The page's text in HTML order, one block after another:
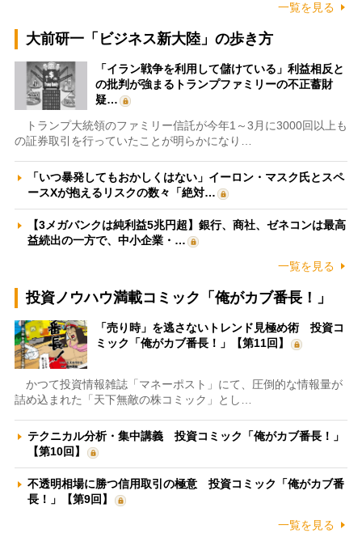
一覧を見る
大前研一「ビジネス新大陸」の歩き方
「イラン戦争を利用して儲けている」利益相反と
の批判が強まるトランプファミリーの不正蓄財
疑…
トランプ大統領のファミリー信託が今年1～3月に3000回以上も
の証券取引を行っていたことが明らかになり…
「いつ暴発してもおかしくはない」イーロン・マスク氏とスペ
ースXが抱えるリスクの数々「絶対…
【3メガバンクは純利益5兆円超】銀行、商社、ゼネコンは最高
益続出の一方で、中小企業・…
一覧を見る
投資ノウハウ満載コミック「俺がカブ番長！」
「売り時」を逃さないトレンド見極め術 投資コ
ミック「俺がカブ番長！」【第11回】
かつて投資情報雑誌「マネーポスト」にて、圧倒的な情報量が
詰め込まれた「天下無敵の株コミック」とし…
テクニカル分析・集中講義 投資コミック「俺がカブ番長！」
【第10回】
不透明相場に勝つ信用取引の極意 投資コミック「俺がカブ番
長！」【第9回】
一覧を見る